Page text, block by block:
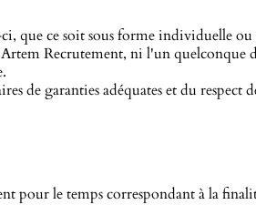
que ce soit sous forme individuelle ou
Recrutement, ni l'un quelconque
de garanties adéquates et du
pour le temps correspondant à la